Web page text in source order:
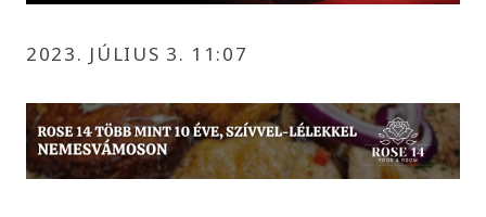
2023. JÚLIUS 3. 11:07